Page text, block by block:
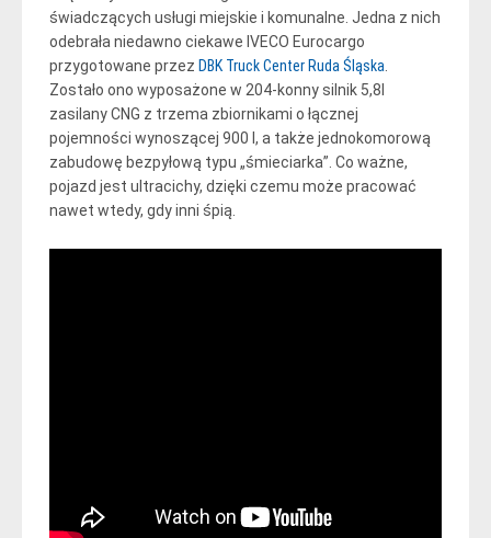
świadczących usługi miejskie i komunalne. Jedna z nich
odebrała niedawno ciekawe IVECO Eurocargo
przygotowane przez DBK Truck Center Ruda Śląska
Zostało ono wyposażone w 204-konny silnik 5,8l
zasilany CNG z trzema zbiornikami o łącznej
pojemności wynoszącej 900 l, a także jednokomorową
zabudowę bezpyłową typu „śmieciarka”. Co ważne,
pojazd jest ultracichy, dzięki czemu może pracować
nawet wtedy, gdy inni śpią.